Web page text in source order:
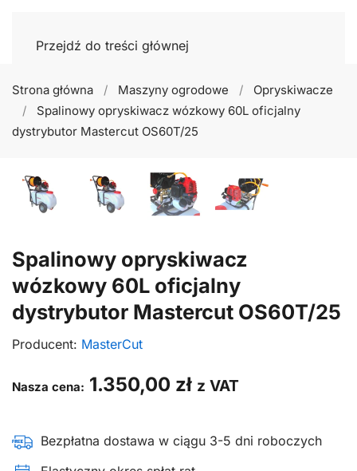
Przejdź do treści głównej
Strona główna Maszyny ogrodowe
Opryskiwacze
Spalinowy opryskiwacz wózkowy 60L oficjalny
dystrybutor Mastercut OS60T/25
Spalinowy opryskiwacz
wózkowy 60L oficjalny
dystrybutor Mastercut OS60T/25
Producent: MasterCut
Nasza cena: 1.350,00 zł z VAT
Bezpłatna dostawa w ciągu 3-5 dni roboczych